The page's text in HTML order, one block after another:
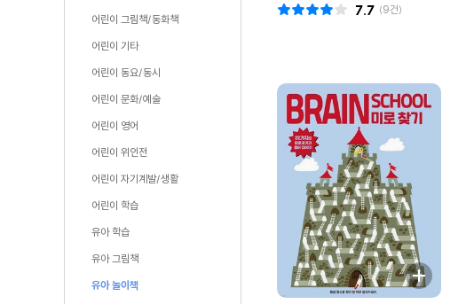
어린이 그림책/동화책
어린이 기타
어린이 동요/동시
어린이 문화/예술
어린이 영어
어린이 위인전
어린이 자기계발/생활
어린이 학습
유아 학습
유아 그림책
유아 놀이책
(9건)
7.7